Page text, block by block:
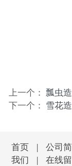
上一个： 瓢虫
下一个： 雪花
首页| 公司
我们 | 在线